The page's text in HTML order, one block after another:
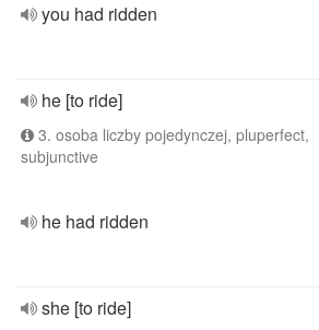
you had ridden
he [to ride]
3. osoba liczby pojedynczej, pluperfect,
subjunctive
he had ridden
she [to ride]